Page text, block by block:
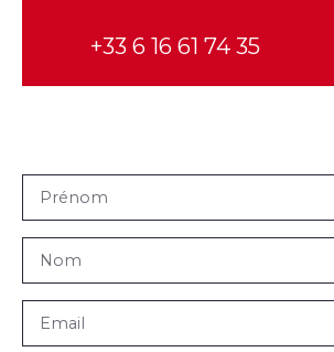
+33 6 16 61 74 35
Prénom
Nom
Email